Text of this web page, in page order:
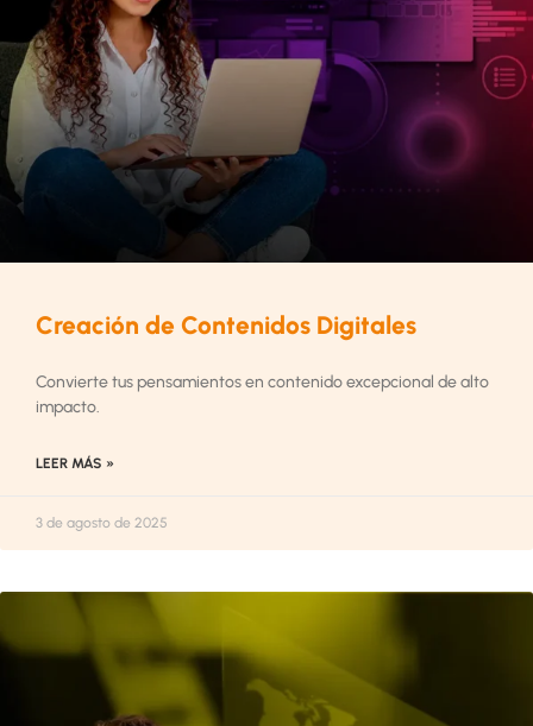
Creación de Contenidos Digitales
Convierte tus pensamientos en contenido excepcional de alto
impacto.
LEER MÁS »
3 de agosto de 2025